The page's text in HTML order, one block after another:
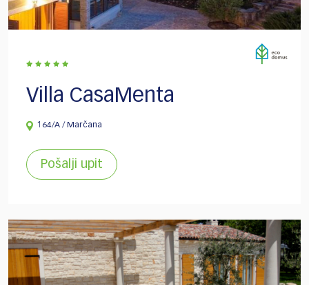
Villa CasaMenta
164/A / Marčana
Pošalji upit